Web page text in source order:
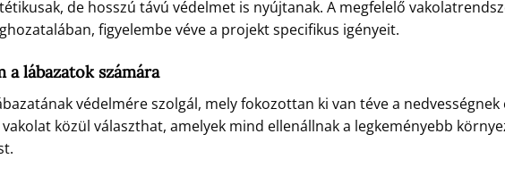
de hosszú távú védelmet is nyújtanak. A megfelelő
figyelembe véve a projekt specifikus igényeit.
a lábazatok számára
védelmére szolgál, mely fokozottan ki van téve a nedvességnek
közül választhat, amelyek mind ellenállnak a legkeményebb